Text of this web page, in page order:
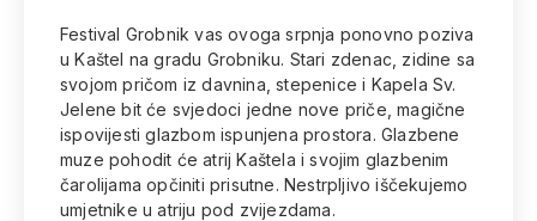
Festival Grobnik vas ovoga srpnja ponovno poziva
u Kaštel na gradu Grobniku. Stari zdenac, zidine sa
svojom pričom iz davnina, stepenice i Kapela Sv.
Jelene bit će svjedoci jedne nove priče, magične
ispovijesti glazbom ispunjena prostora. Glazbene
muze pohodit će atrij Kaštela i svojim glazbenim
čarolijama opčiniti prisutne. Nestrpljivo iščekujemo
umjetnike u atriju pod zvijezdama.